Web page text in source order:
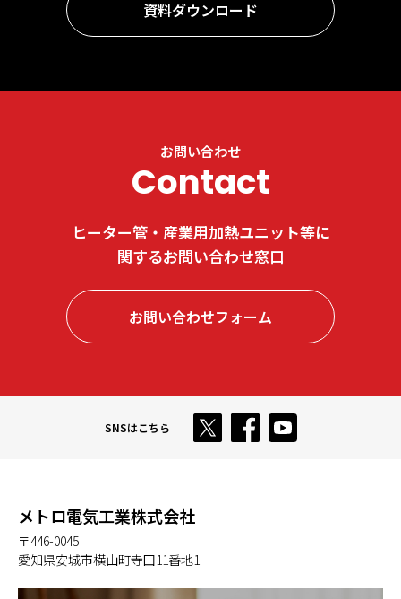
資料ダウンロード
お問い合わせ
Contact
ヒーター管・産業用加熱ユニット等に
関するお問い合わせ窓口
お問い合わせフォーム
SNSはこちら
メトロ電気工業株式会社
〒446-0045
愛知県安城市横山町寺田11番地1